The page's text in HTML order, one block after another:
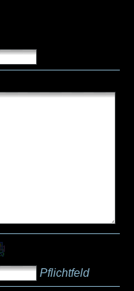
Pflichtfeld